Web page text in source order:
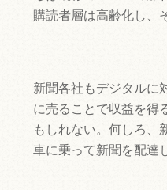
購読者層は高齢化し、
新聞各社もデジタルに
に売ることで収益を得
もしれない。何しろ、
車に乗って新聞を配達